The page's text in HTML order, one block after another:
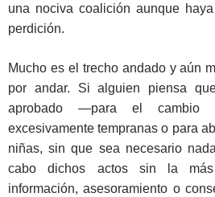
una nociva coalición aunque
perdición.
Mucho es el trecho andado y aún
por andar. Si alguien piensa
aprobado —para el
excesivamente tempranas o para
niñas, sin que sea necesario
cabo dichos actos sin la
información, asesoramiento o